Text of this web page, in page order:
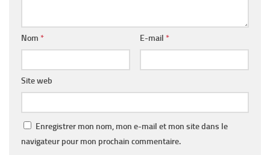
Nom * E-mail *
Site web
Enregistrer mon nom, mon e-mail et mon site dans le
navigateur pour mon prochain commentaire.